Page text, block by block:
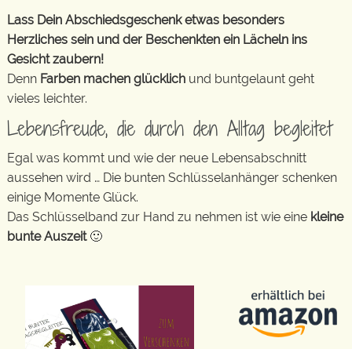
Lass Dein Abschiedsgeschenk etwas besonders
Herzliches sein und der Beschenkten ein Lächeln ins
Gesicht zaubern!
Denn Farben machen glücklich und buntgelaunt geht
vieles leichter.
Lebensfreude, die durch den Alltag begleitet
Egal was kommt und wie der neue Lebensabschnitt
aussehen wird … Die bunten Schlüsselanhänger schenken
einige Momente Glück.
Das Schlüsselband zur Hand zu nehmen ist wie eine kleine
bunte Auszeit🙂